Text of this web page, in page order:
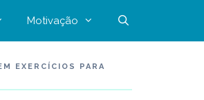
Motivação
EXERCÍCIOS PARA